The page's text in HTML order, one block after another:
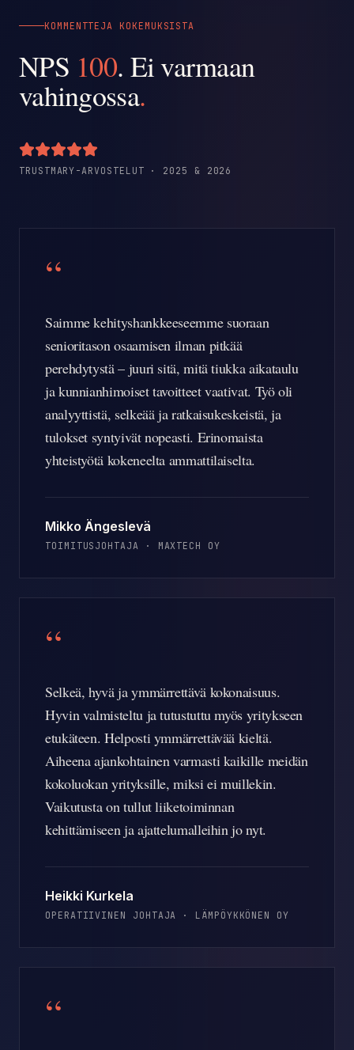
KOMMENTTEJA KOKEMUKSISTA
NPS 100. Ei varmaan
vahingossa.
TRUSTMARY-ARVOSTELUT · 2025 & 2026
“
Saimme kehityshankkeeseemme suoraan
senioritason osaamisen ilman pitkää
perehdytystä – juuri sitä, mitä tiukka aikataulu
ja kunnianhimoiset tavoitteet vaativat. Työ oli
analyyttistä, selkeää ja ratkaisukeskeistä, ja
tulokset syntyivät nopeasti. Erinomaista
yhteistyötä kokeneelta ammattilaiselta.
Mikko Ängeslevä
TOIMITUSJOHTAJA · MAXTECH OY
“
Selkeä, hyvä ja ymmärrettävä kokonaisuus.
Hyvin valmisteltu ja tutustuttu myös yritykseen
etukäteen. Helposti ymmärrettävää kieltä.
Aiheena ajankohtainen varmasti kaikille meidän
kokoluokan yrityksille, miksi ei muillekin.
Vaikutusta on tullut liiketoiminnan
kehittämiseen ja ajattelumalleihin jo nyt.
Heikki Kurkela
OPERATIIVINEN JOHTAJA · LÄMPÖYKKÖNEN OY
“